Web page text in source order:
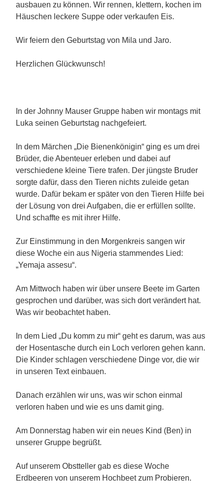
ausbauen zu können. Wir rennen, klettern, kochen im
Häuschen leckere Suppe oder verkaufen Eis.
Wir feiern den Geburtstag von Mila und Jaro.
Herzlichen Glückwunsch!
In der Johnny Mauser Gruppe haben wir montags mit
Luka seinen Geburtstag nachgefeiert.
In dem Märchen „Die Bienenkönigin“ ging es um drei
Brüder, die Abenteuer erleben und dabei auf
verschiedene kleine Tiere trafen. Der jüngste Bruder
sorgte dafür, dass den Tieren nichts zuleide getan
wurde. Dafür bekam er später von den Tieren Hilfe bei
der Lösung von drei Aufgaben, die er erfüllen sollte.
Und schaffte es mit ihrer Hilfe.
Zur Einstimmung in den Morgenkreis sangen wir
diese Woche ein aus Nigeria stammendes Lied:
„Yemaja assesu“.
Am Mittwoch haben wir über unsere Beete im Garten
gesprochen und darüber, was sich dort verändert hat.
Was wir beobachtet haben.
In dem Lied „Du komm zu mir“ geht es darum, was aus
der Hosentasche durch ein Loch verloren gehen kann.
Die Kinder schlagen verschiedene Dinge vor, die wir
in unseren Text einbauen.
Danach erzählen wir uns, was wir schon einmal
verloren haben und wie es uns damit ging.
Am Donnerstag haben wir ein neues Kind (Ben) in
unserer Gruppe begrüßt.
Auf unserem Obstteller gab es diese Woche
Erdbeeren von unserem Hochbeet zum Probieren.